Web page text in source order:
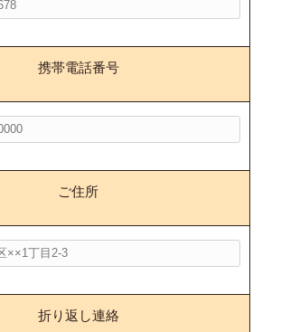
携帯電話番号
ご住所
折り返し連絡